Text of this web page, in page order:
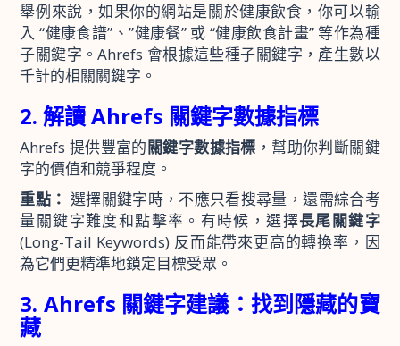
舉例來說，如果你的網站是關於健康飲食，你可以輸
入 “健康食譜”、”健康餐” 或 “健康飲食計畫” 等作為種
子關鍵字。Ahrefs 會根據這些種子關鍵字，產生數以
千計的相關關鍵字。
2. 解讀 Ahrefs 關鍵字數據指標
Ahrefs 提供豐富的關鍵字數據指標 ，幫助你判斷關鍵
字的價值和競爭程度。
重點： 選擇關鍵字時，不應只看搜尋量，還需綜合考
量關鍵字難度和點擊率。有時候，選擇長尾關鍵字
(Long-Tail Keywords) 反而能帶來更高的轉換率，因
為它們更精準地鎖定目標受眾。
3. Ahrefs 關鍵字建議：找到隱藏的寶
藏